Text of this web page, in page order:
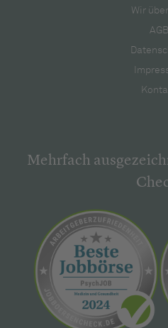
Wir
AGB
Mehrfach